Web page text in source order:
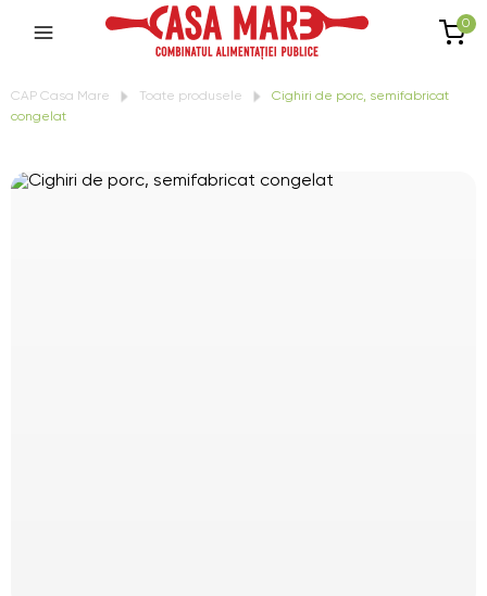
0
CAP Casa Mare Toate produsele
Cighiri de porc, semifabricat
congelat